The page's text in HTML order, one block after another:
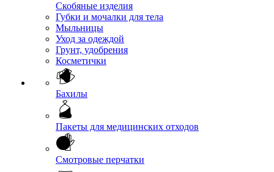
Скобяные изделия
Губки и мочалки для тела
Мыльницы
Уход за одеждой
Грунт, удобрения
Косметички
Бахилы
Пакеты для медицинских отходов
Смотровые перчатки